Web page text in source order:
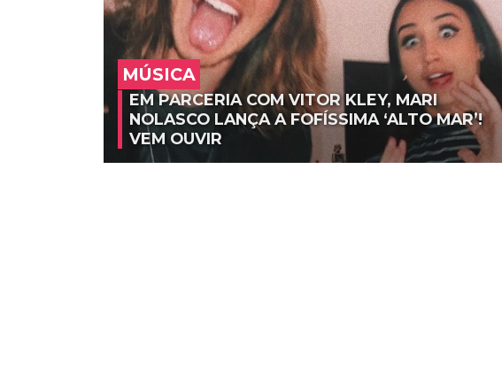
MÚSICA
EM PARCERIA COM VITOR KLEY, MARI
NOLASCO LANÇA A FOFÍSSIMA ‘ALTO MAR’!
VEM OUVIR